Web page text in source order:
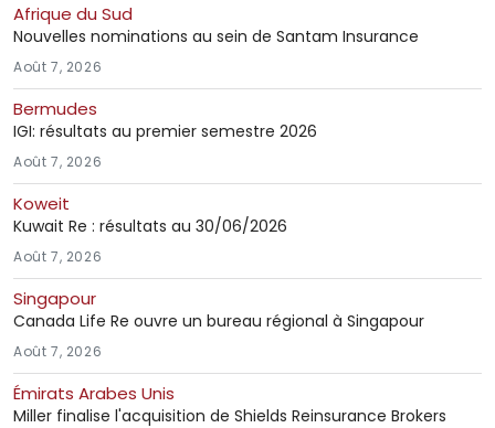
Afrique du Sud
Nouvelles nominations au sein de Santam Insurance
Août 7, 2026
Bermudes
IGI: résultats au premier semestre 2026
Août 7, 2026
Koweit
Kuwait Re : résultats au 30/06/2026
Août 7, 2026
Singapour
Canada Life Re ouvre un bureau régional à Singapour
Août 7, 2026
Émirats Arabes Unis
Miller finalise l'acquisition de Shields Reinsurance Brokers